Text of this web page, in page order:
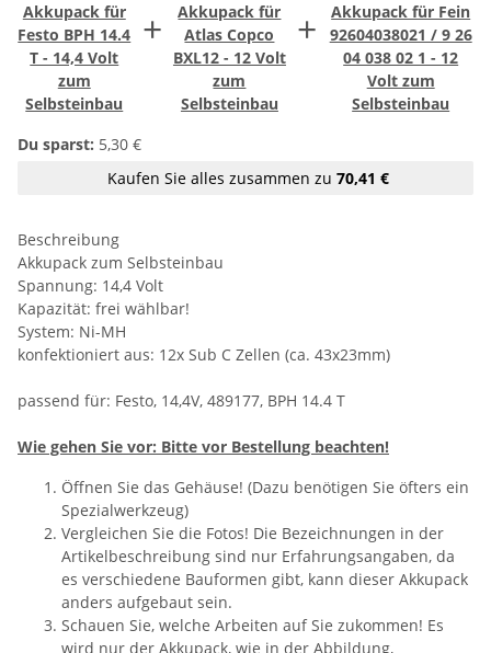
Akkupack für
Festo BPH 14.4
T - 14,4 Volt
zum
Selbsteinbau
+
Akkupack für
Atlas Copco
BXL12 - 12 Volt
zum
Selbsteinbau
+
Akkupack für Fein
92604038021 / 9 26
04 038 02 1 - 12
Volt zum
Selbsteinbau
Du sparst: 5,30 €
Kaufen Sie alles zusammen zu 70,41 €
Beschreibung
Akkupack zum Selbsteinbau
Spannung: 14,4 Volt
Kapazität: frei wählbar!
System: Ni-MH
konfektioniert aus: 12x Sub C Zellen (ca. 43x23mm)
passend für: Festo, 14,4V, 489177, BPH 14.4 T
Wie gehen Sie vor: Bitte vor Bestellung beachten!
Öffnen Sie das Gehäuse! (Dazu benötigen Sie öfters ein
Spezialwerkzeug)
Vergleichen Sie die Fotos! Die Bezeichnungen in der
Artikelbeschreibung sind nur Erfahrungsangaben, da
es verschiedene Bauformen gibt, kann dieser Akkupack
anders aufgebaut sein.
Schauen Sie, welche Arbeiten auf Sie zukommen! Es
wird nur der Akkupack, wie in der Abbildung,